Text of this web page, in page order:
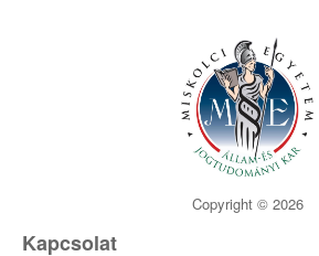
Copyright © 2026
Kapcsolat